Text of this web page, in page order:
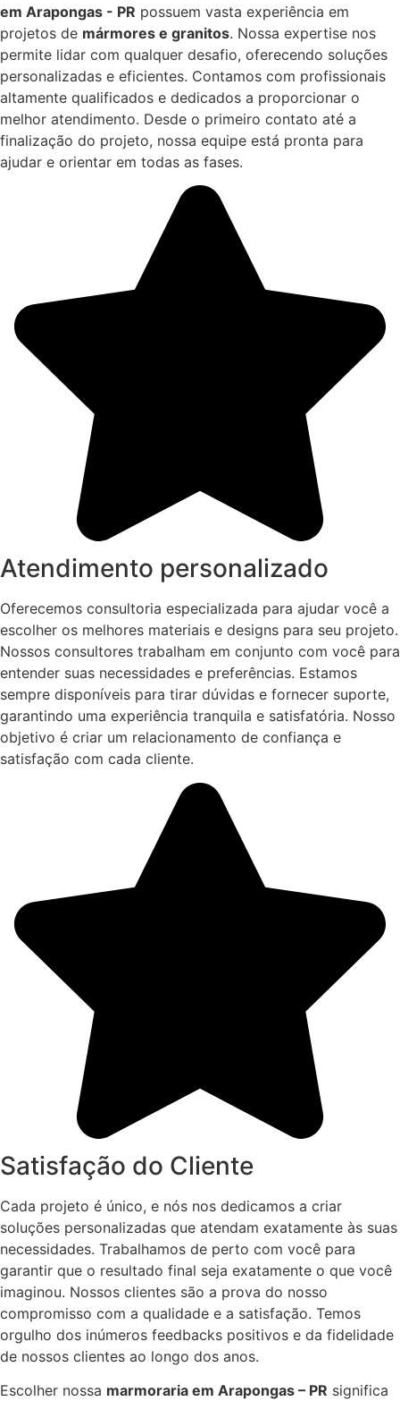
em Arapongas - PR possuem vasta experiência em
projetos de mármores e granitos. Nossa expertise nos
permite lidar com qualquer desafio, oferecendo soluções
personalizadas e eficientes. Contamos com profissionais
altamente qualificados e dedicados a proporcionar o
melhor atendimento. Desde o primeiro contato até a
finalização do projeto, nossa equipe está pronta para
ajudar e orientar em todas as fases.
Atendimento personalizado
Oferecemos consultoria especializada para ajudar você a
escolher os melhores materiais e designs para seu projeto.
Nossos consultores trabalham em conjunto com você para
entender suas necessidades e preferências. Estamos
sempre disponíveis para tirar dúvidas e fornecer suporte,
garantindo uma experiência tranquila e satisfatória. Nosso
objetivo é criar um relacionamento de confiança e
satisfação com cada cliente.
Satisfação do Cliente
Cada projeto é único, e nós nos dedicamos a criar
soluções personalizadas que atendam exatamente às suas
necessidades. Trabalhamos de perto com você para
garantir que o resultado final seja exatamente o que você
imaginou. Nossos clientes são a prova do nosso
compromisso com a qualidade e a satisfação. Temos
orgulho dos inúmeros feedbacks positivos e da fidelidade
de nossos clientes ao longo dos anos.
Escolher nossa marmoraria em Arapongas – PR significa